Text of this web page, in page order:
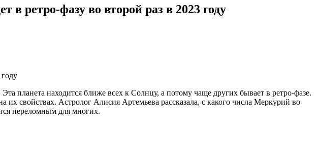
в ретро-фазу во второй раз в 2023 году
планета находится ближе всех к Солнцу, а потому чаще других бывает в ретро-фазе.
свойствах. Астролог Алисия Артемьева рассказала, с какого числа Меркурий во
переломным для многих.